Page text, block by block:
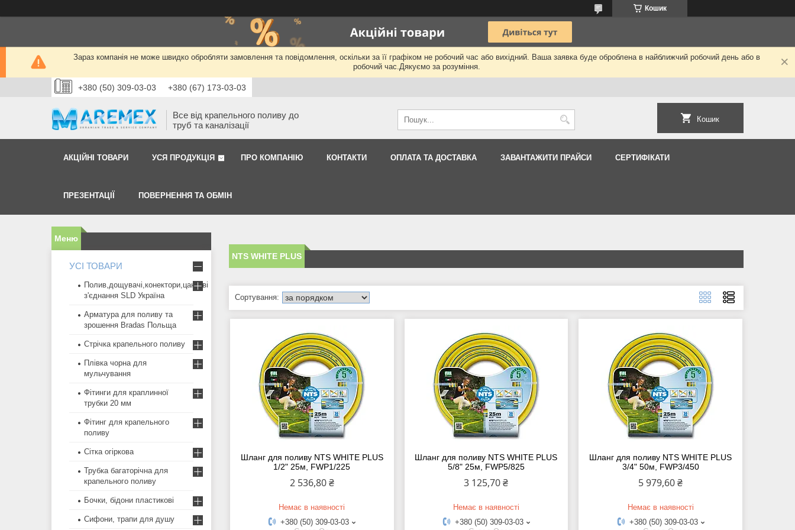
Кошик
Зараз компанія не може швидко обробляти замовлення та повідомлення, оскільки за її графіком не робочий час або вихідний. Ваша заявка буде оброблена в найближчий робочий день або в
робочий час.Дякуємо за розуміння.
+380 (50) 309-03-03 +380 (67) 173-03-03
Все від крапельного поливу до
труб та каналізації
Кошик
АКЦІЙНІ ТОВАРИ УСЯ ПРОДУКЦІЯ ПРО КОМПАНІЮ КОНТАКТИ ОПЛАТА ТА ДОСТАВКА ЗАВАНТАЖИТИ ПРАЙСИ СЕРТИФІКАТИ
ПРЕЗЕНТАЦІЇ ПОВЕРНЕННЯ ТА ОБМІН
NTS WHITE PLUS
Шланг для поливу NTS WHITE PLUS
1/2" 25м, FWP1/225
2 536,80 ₴
Немає в наявності
+380 (50) 309-03-03
Шланг для поливу NTS WHITE PLUS
5/8" 25м, FWP5/825
3 125,70 ₴
Немає в наявності
+380 (50) 309-03-03
Шланг для поливу NTS WHITE PLUS
3/4" 50м, FWP3/450
5 979,60 ₴
Немає в наявності
+380 (50) 309-03-03
УСІ ТОВАРИ
Полив,дощувачі,конектори,цангові
з'єднання SLD Україна
Арматура для поливу та
зрошення Bradas Польща
Стрічка крапельного поливу
Плівка чорна для
мульчування
Фітинги для краплинної
трубки 20 мм
Фітинг для крапельного
поливу
Сітка огіркова
Трубка багаторічна для
крапельного поливу
Бочки, бідони пластикові
Сифони, трапи для душу